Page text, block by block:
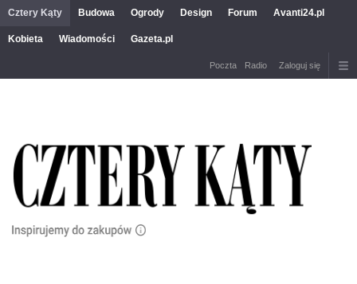
Cztery Kąty Budowa Ogrody Design Forum Avanti24.pl
Kobieta Wiadomości Gazeta.pl
Poczta Radio Zaloguj się